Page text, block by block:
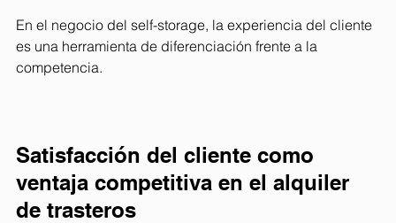
En el negocio del self-storage, la experiencia del cliente
es una herramienta de diferenciación frente a la
competencia.
Satisfacción del cliente como
ventaja competitiva en el alquiler
de trasteros